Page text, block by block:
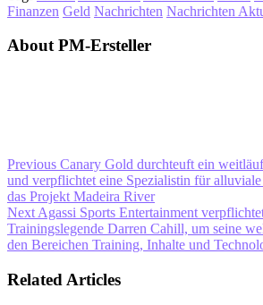
Finanzen Geld Nachrichten Nachrichten
About PM-Ersteller
Previous Canary Gold durchteuft ein
und verpflichtet eine Spezialistin für
das Projekt Madeira River
Next Agassi Sports Entertainment
Trainingslegende Darren Cahill, um seine
den Bereichen Training, Inhalte und
Related Articles